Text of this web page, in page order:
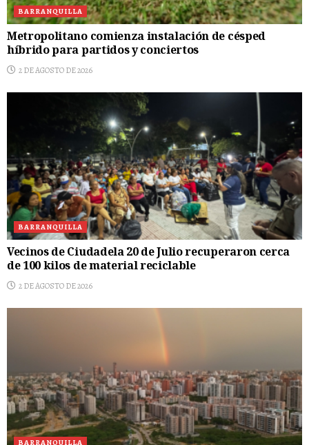
BARRANQUILLA
Metropolitano comienza instalación de césped
híbrido para partidos y conciertos
2 DE AGOSTO DE 2026
BARRANQUILLA
Vecinos de Ciudadela 20 de Julio recuperaron cerca
de 100 kilos de material reciclable
2 DE AGOSTO DE 2026
BARRANQUILLA